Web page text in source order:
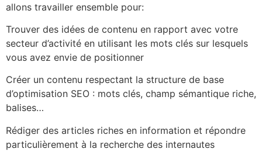
allons travailler ensemble pour:
Trouver des idées de contenu en rapport avec votre
secteur d’activité en utilisant les mots clés sur lesquels
vous avez envie de positionner
Créer un contenu respectant la structure de base
d’optimisation SEO : mots clés, champ sémantique riche,
balises…
Rédiger des articles riches en information et répondre
particulièrement à la recherche des internautes